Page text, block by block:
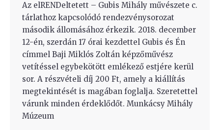
Az elRENDeltetett – Gubis Mihály művészete c.
tárlathoz kapcsolódó rendezvénysorozat
második állomásához érkezik. 2018. december
12-én, szerdán 17 órai kezdettel Gubis és Én
címmel Baji Miklós Zoltán képzőművész
vetítéssel egybekötött emlékező estjére kerül
sor. A részvételi díj 200 Ft, amely a kiállítás
megtekintését is magában foglalja. Szeretettel
várunk minden érdeklődőt. Munkácsy Mihály
Múzeum